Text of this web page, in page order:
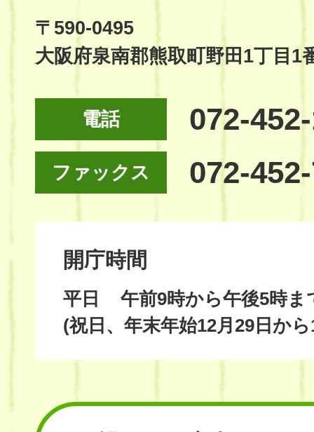
Site
〒590-0495
大阪府泉南郡熊取町野田1丁目1
電話 072-
ファックス 072-
開庁時間
平日
午前9時から午後5時ま
(祝日、年末年始12月29日か